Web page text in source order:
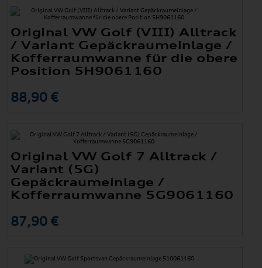
Original VW Golf (VIII) Alltrack
/ Variant Gepäckraumeinlage /
Kofferraumwanne für die obere
Position 5H9061160
88,90 €
Original VW Golf 7 Alltrack /
Variant (5G)
Gepäckraumeinlage /
Kofferraumwanne 5G9061160
87,90 €